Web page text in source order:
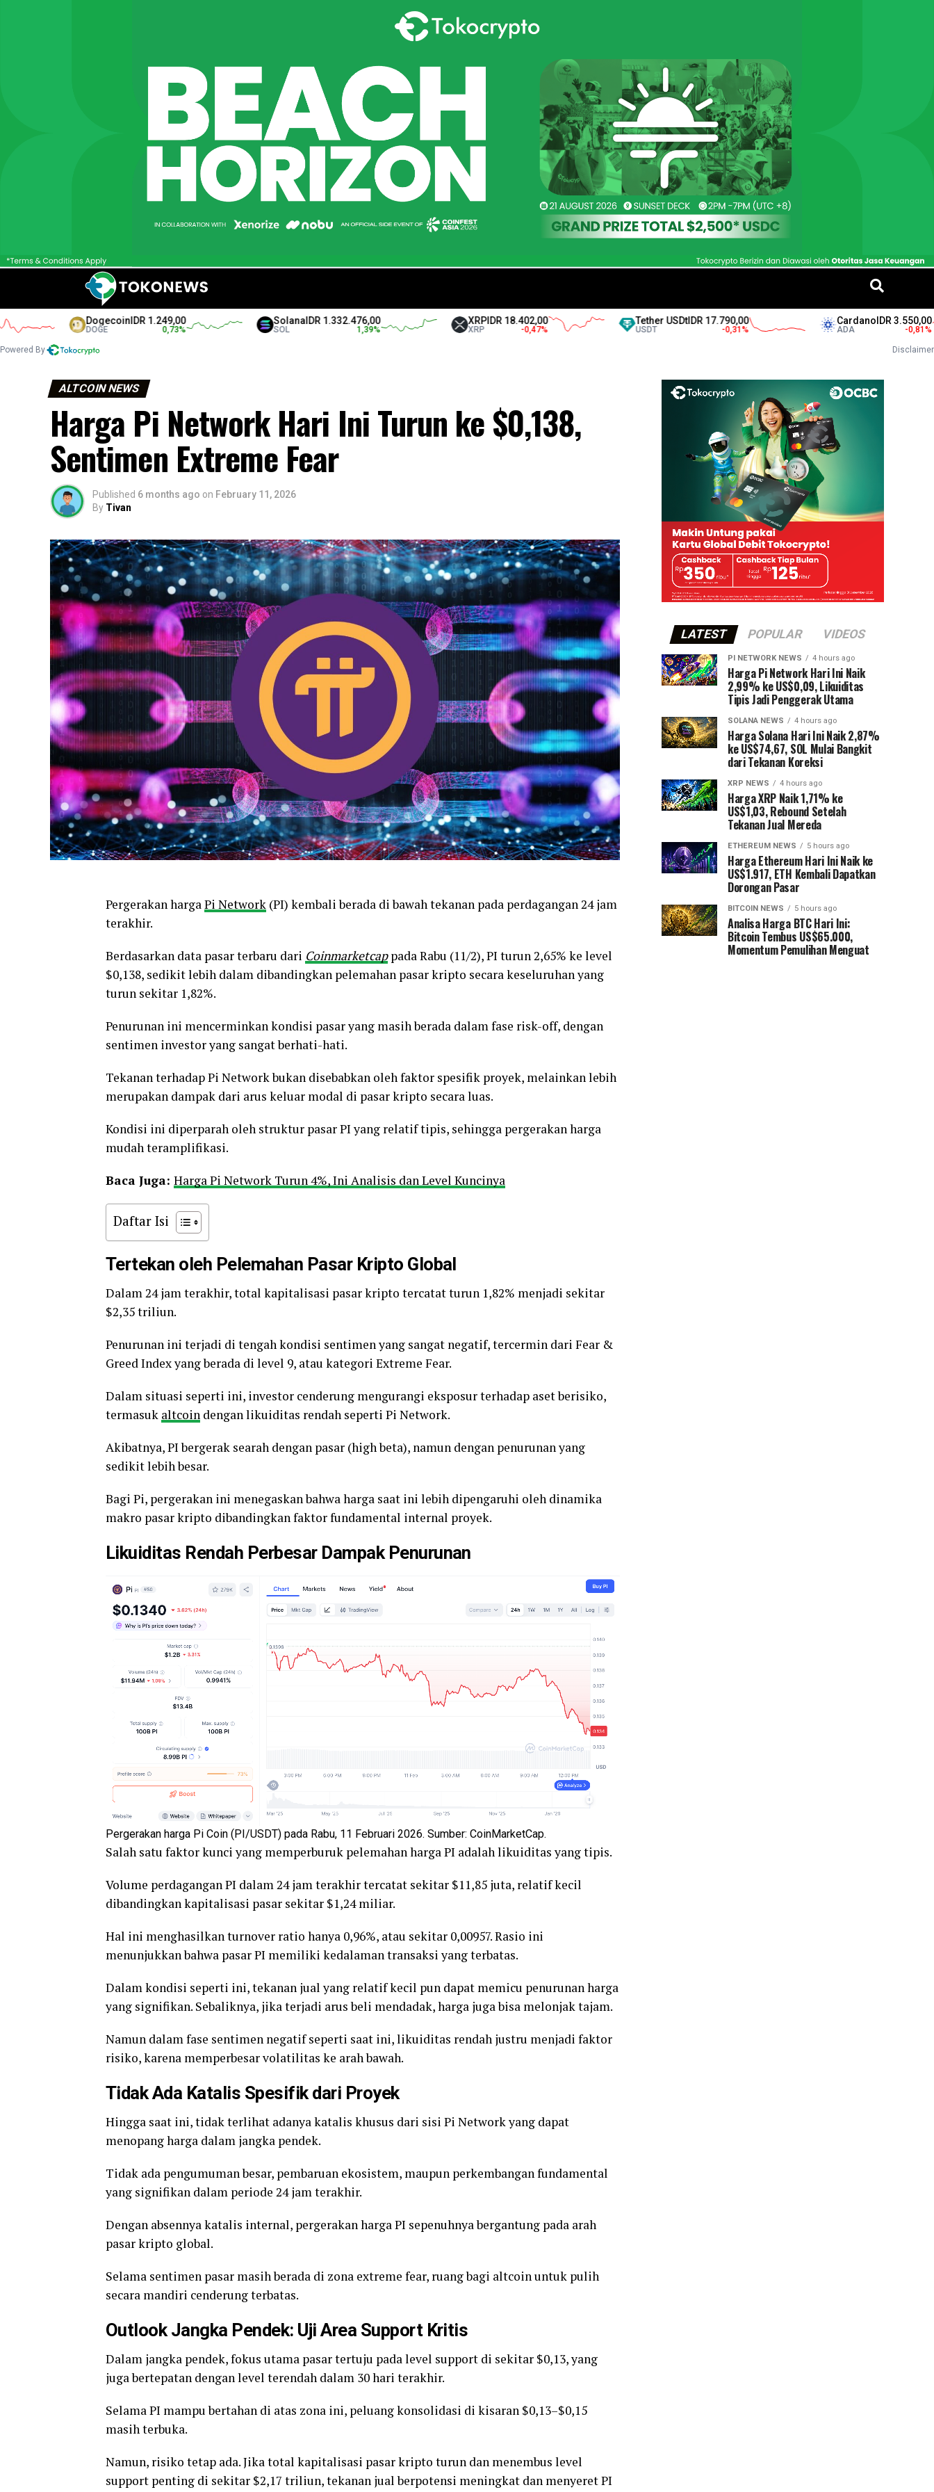
DogecoinIDR 1.249,00
DOGE
SolanaIDR 1.332.476,00
SOL
XRPIDR 18.402,00
XRP
Tether USDtIDR 17.790,00
USDT
CardanoIDR 3.550,00
ADA
Powered By Disclaimer
ALTCOIN NEWS
Harga Pi Network Hari Ini Turun ke $0,138,
Sentimen Extreme Fear
Published 6 months ago on February 11, 2026
By Tivan
Pergerakan hargaPi Network (PI) kembali berada di bawah tekanan pada perdagangan 24 jam
terakhir.
Berdasarkan data pasar terbaru dari Coinmarketcappada Rabu (11/2), PI turun 2,65% ke level
$0,138, sedikit lebih dalam dibandingkan pelemahan pasar kripto secara keseluruhan yang
turun sekitar 1,82%.
Penurunan ini mencerminkan kondisi pasar yang masih berada dalam fase risk-off, dengan
sentimen investor yang sangat berhati-hati.
Tekanan terhadap Pi Network bukan disebabkan oleh faktor spesifik proyek, melainkan lebih
merupakan dampak dari arus keluar modal di pasar kripto secara luas.
Kondisi ini diperparah oleh struktur pasar PI yang relatif tipis, sehingga pergerakan harga
mudah teramplifikasi.
Baca Juga: Harga Pi Network Turun 4%, Ini Analisis dan Level Kuncinya
Daftar Isi
Tertekan oleh Pelemahan Pasar Kripto Global
Dalam 24 jam terakhir, total kapitalisasi pasar kripto tercatat turun 1,82% menjadi sekitar
$2,35 triliun.
Penurunan ini terjadi di tengah kondisi sentimen yang sangat negatif, tercermin dari Fear &
Greed Index yang berada di level 9, atau kategori Extreme Fear.
Dalam situasi seperti ini, investor cenderung mengurangi eksposur terhadap aset berisiko,
termasuk altcoin dengan likuiditas rendah seperti Pi Network.
Akibatnya, PI bergerak searah dengan pasar (high beta), namun dengan penurunan yang
sedikit lebih besar.
Bagi Pi, pergerakan ini menegaskan bahwa harga saat ini lebih dipengaruhi oleh dinamika
makro pasar kripto dibandingkan faktor fundamental internal proyek.
Likuiditas Rendah Perbesar Dampak Penurunan
Pergerakan harga Pi Coin (PI/USDT) pada Rabu, 11 Februari 2026. Sumber: CoinMarketCap.
Salah satu faktor kunci yang memperburuk pelemahan harga PI adalah likuiditas yang tipis.
Volume perdagangan PI dalam 24 jam terakhir tercatat sekitar $11,85 juta, relatif kecil
dibandingkan kapitalisasi pasar sekitar $1,24 miliar.
Hal ini menghasilkan turnover ratio hanya 0,96%, atau sekitar 0,00957. Rasio ini
menunjukkan bahwa pasar PI memiliki kedalaman transaksi yang terbatas.
Dalam kondisi seperti ini, tekanan jual yang relatif kecil pun dapat memicu penurunan harga
yang signifikan. Sebaliknya, jika terjadi arus beli mendadak, harga juga bisa melonjak tajam.
Namun dalam fase sentimen negatif seperti saat ini, likuiditas rendah justru menjadi faktor
risiko, karena memperbesar volatilitas ke arah bawah.
Tidak Ada Katalis Spesifik dari Proyek
Hingga saat ini, tidak terlihat adanya katalis khusus dari sisi Pi Network yang dapat
menopang harga dalam jangka pendek.
Tidak ada pengumuman besar, pembaruan ekosistem, maupun perkembangan fundamental
yang signifikan dalam periode 24 jam terakhir.
Dengan absennya katalis internal, pergerakan harga PI sepenuhnya bergantung pada arah
pasar kripto global.
Selama sentimen pasar masih berada di zona extreme fear, ruang bagi altcoin untuk pulih
secara mandiri cenderung terbatas.
Outlook Jangka Pendek: Uji Area Support Kritis
Dalam jangka pendek, fokus utama pasar tertuju pada level support di sekitar $0,13, yang
juga bertepatan dengan level terendah dalam 30 hari terakhir.
Selama PI mampu bertahan di atas zona ini, peluang konsolidasi di kisaran $0,13–$0,15
masih terbuka.
Namun, risiko tetap ada. Jika total kapitalisasi pasar kripto turun dan menembus level
support penting di sekitar $2,17 triliun, tekanan jual berpotensi meningkat dan menyeret PI
LATEST POPULAR VIDEOS
PI NETWORK NEWS 4 hours ago
Harga Pi Network Hari Ini Naik
2,99% ke US$0,09, Likuiditas
Tipis Jadi Penggerak Utama
SOLANA NEWS 4 hours ago
Harga Solana Hari Ini Naik 2,87%
ke US$74,67, SOL Mulai Bangkit
dari Tekanan Koreksi
XRP NEWS 4 hours ago
Harga XRP Naik 1,71% ke
US$1,03, Rebound Setelah
Tekanan Jual Mereda
ETHEREUM NEWS 5 hours ago
Harga Ethereum Hari Ini Naik ke
US$1.917, ETH Kembali Dapatkan
Dorongan Pasar
BITCOIN NEWS 5 hours ago
Analisa Harga BTC Hari Ini:
Bitcoin Tembus US$65.000,
Momentum Pemulihan Menguat